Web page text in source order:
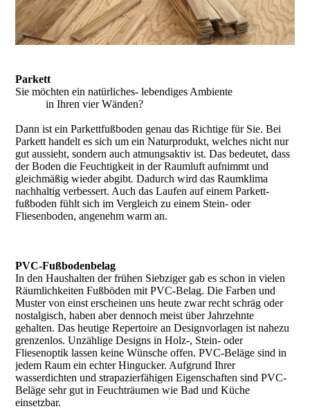
Parkett
Sie möchten ein natürliches- lebendiges Ambiente
in Ihren vier Wänden?
Dann ist ein Parkettfußboden genau das Richtige für Sie. Bei
Parkett han­delt es sich um ein Naturprodukt, welches nicht nur
gut aussieht, son­dern auch atmungsaktiv ist. Das bedeutet, dass
der Boden die Feuch­tigkeit in der Raumluft aufnimmt und
gleichmäßig wieder abgibt. Dadurch wird das Raumklima
nachhaltig verbessert. Auch das Laufen auf einem Parkett­
fußboden fühlt sich im Vergleich zu einem Stein- oder
Fliesenboden, angenehm warm an.
PVC-Fußbodenbelag
In den Haushalten der frühen Siebziger gab es schon in vielen
Räumlichkeiten Fußböden mit PVC-Belag. Die Farben und
Muster von einst erscheinen uns heute zwar recht schräg oder
nostalgisch, haben aber dennoch meist über Jahrzehnte
gehalten. Das heutige Repertoire an Designvorlagen ist nahezu
grenzenlos. Unzählige Designs in Holz-, Stein- oder
Fliesenoptik lassen keine Wünsche offen. PVC-Beläge sind in
jedem Raum ein echter Hingucker. Aufgrund Ihrer
wasserdichten und strapazierfähigen Eigenschaften sind PVC-
Beläge sehr gut in Feuchträumen wie Bad und Küche
einsetzbar.